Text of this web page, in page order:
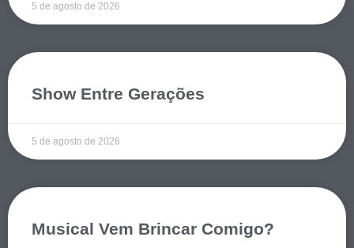
5 de agosto de 2026
Show Entre Gerações
5 de agosto de 2026
Musical Vem Brincar Comigo?